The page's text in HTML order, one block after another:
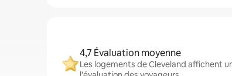
4,7 Évaluation moyenne
Les logements de Cleveland affichent